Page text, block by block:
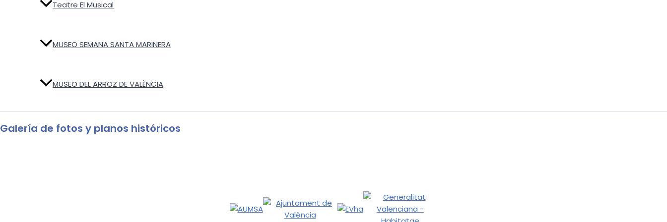
Teatre El Musical
MUSEO SEMANA SANTA MARINERA
MUSEO DEL ARROZ DE VALÈNCIA
Galería de fotos y planos históricos